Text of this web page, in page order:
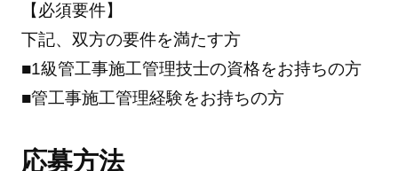
【必須要件】
下記、双方の要件を満たす方
■1級管工事施工管理技士の資格をお持ちの方
■管工事施工管理経験をお持ちの方
応募方法